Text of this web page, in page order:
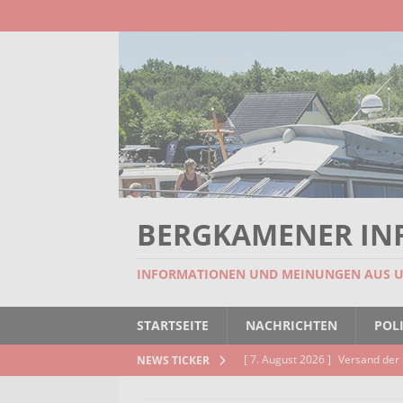
BERGKAMENER
INFORMATIONEN UND MEINUNGEN AUS
STARTSEITE NACHRICHTEN
NEWS TICKER [ 7. August 2026 ] Versand